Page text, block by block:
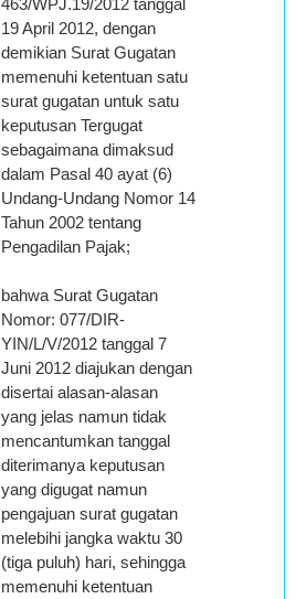
19 April 2012, dengan
demikian Surat Gugatan
memenuhi ketentuan satu
surat gugatan untuk satu
keputusan Tergugat
sebagaimana dimaksud
dalam Pasal 40 ayat (6)
Undang-Undang Nomor 14
Tahun 2002 tentang
Pengadilan Pajak;
bahwa Surat Gugatan
Nomor: 077/DIR-
YIN/L/V/2012 tanggal 7
Juni 2012 diajukan dengan
disertai alasan-alasan
yang jelas namun tidak
mencantumkan tanggal
diterimanya keputusan
yang digugat namun
pengajuan surat gugatan
melebihi jangka waktu 30
(tiga puluh) hari, sehingga
memenuhi ketentuan